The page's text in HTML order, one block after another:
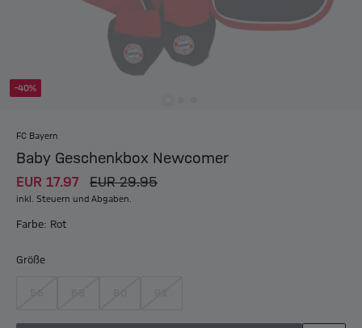
-40%
FC Bayern
Baby Geschenkbox Newcomer
EUR 17.97 EUR 29.95
inkl. Steuern und Abgaben.
Farbe: Rot
Größe